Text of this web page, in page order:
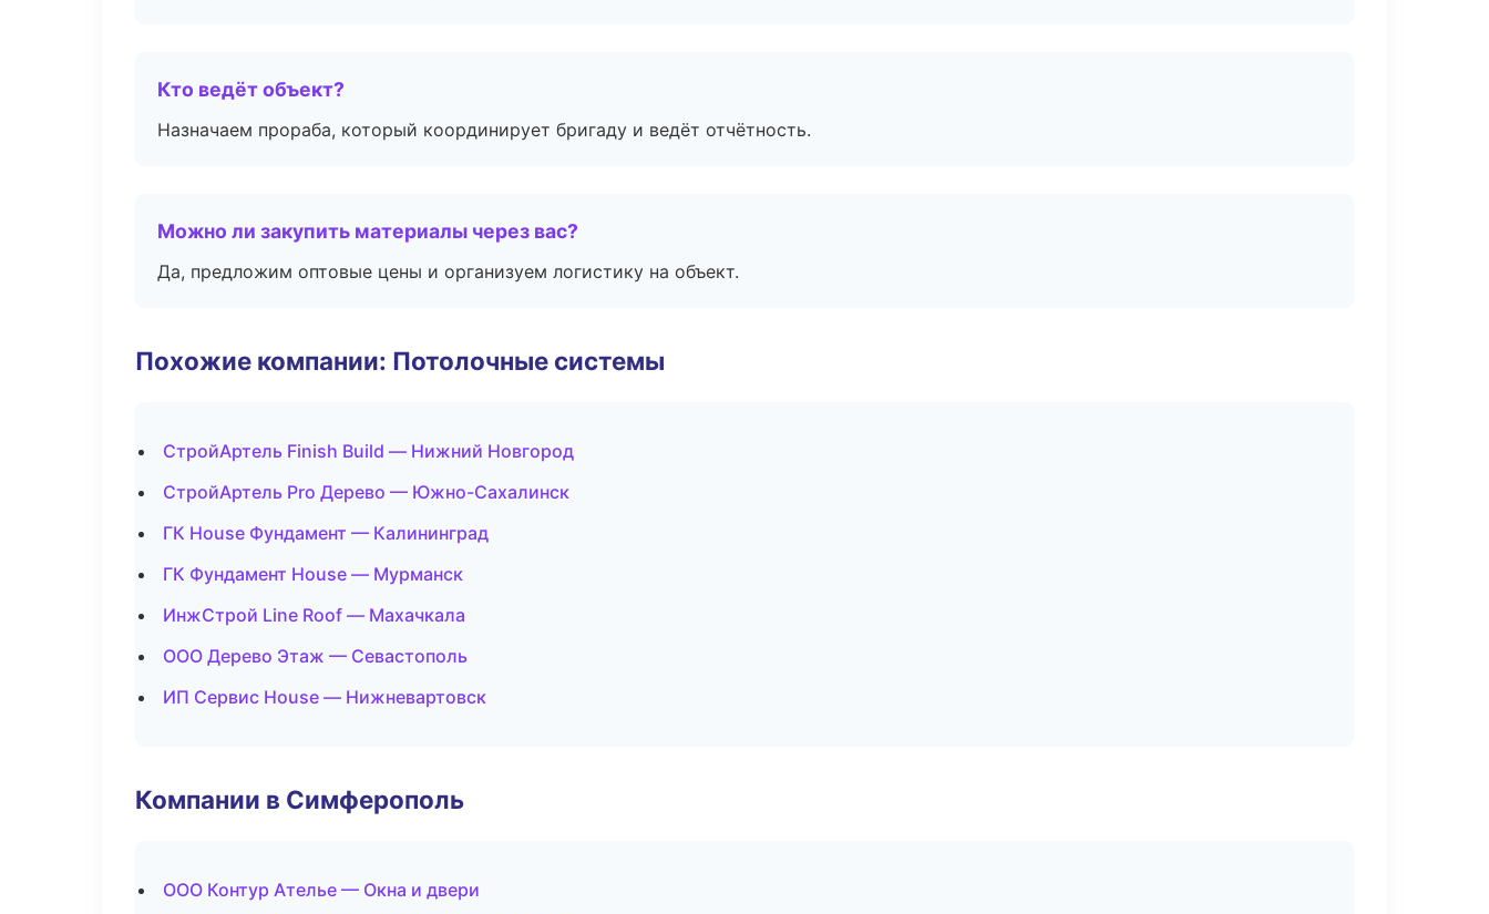
Кто ведёт объект?
Назначаем прораба, который координирует бригаду и ведёт отчётность.
Можно ли закупить материалы через вас?
Да, предложим оптовые цены и организуем логистику на объект.
Похожие компании: Потолочные системы
СтройАртель Finish Build — Нижний Новгород
СтройАртель Pro Дерево — Южно-Сахалинск
ГК House Фундамент — Калининград
ГК Фундамент House — Мурманск
ИнжСтрой Line Roof — Махачкала
ООО Дерево Этаж — Севастополь
ИП Сервис House — Нижневартовск
Компании в Симферополь
ООО Контур Ателье — Окна и двери